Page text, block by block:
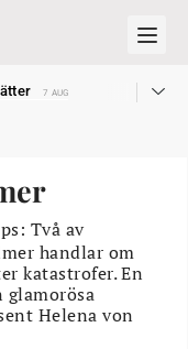
7 AUG
28 JUL
27 JUL
7 AUG
Två av
handlar om
katastrofer. En
glamorösa
Helena von